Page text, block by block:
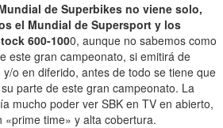
de Superbikes no viene solo,
el Mundial de Supersport y los
600-1000, aunque no sabemos como
este gran campeonato, si emitirá de
o en diferido, antes de todo se tiene que
parte de este gran campeonato. La
mucho poder ver SBK en TV en abierto,
time» y alta cobertura.